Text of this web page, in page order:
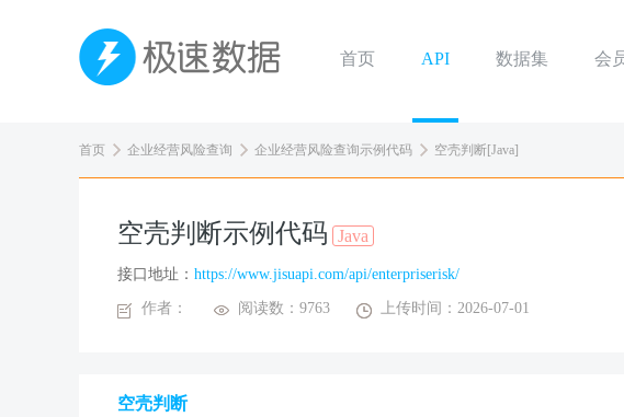
首页 API 数据集 会
首页 企业经营风险查询 企业经营风险查询示例代码 空壳判断[Java]
空壳判断示例代码 Java
接口地址： https://www.jisuapi.com/api/enterpriserisk/
作者： 阅读数：9763 上传时间：2026-07-01
空壳判断